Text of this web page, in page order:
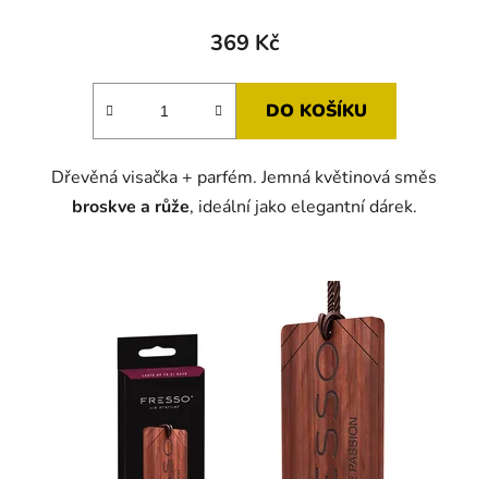
369 Kč
DO KOŠÍKU
Dřevěná visačka + parfém. Jemná květinová směs
broskve a růže, ideální jako elegantní dárek.